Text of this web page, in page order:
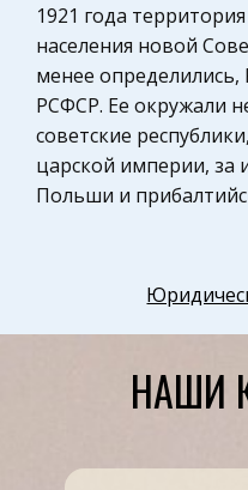
Физкультура и
Разное
Математика
Космонавтика
Физкультура и
Теория систем
Здоровье
1921 года
населения новой
менее определились,
РСФСР. Ее окружали
советские
царской империи, за
Польши и
который до этого
Пруссии, в 1946 году
зафиксировано в
возвращение СССР
права на Порт-
НАШИ